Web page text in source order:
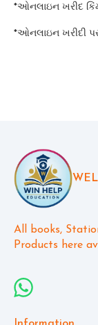
*ઓનલાઇન ખરીદ
*ઓનલાઇન ખરીદી
All books,
Products here